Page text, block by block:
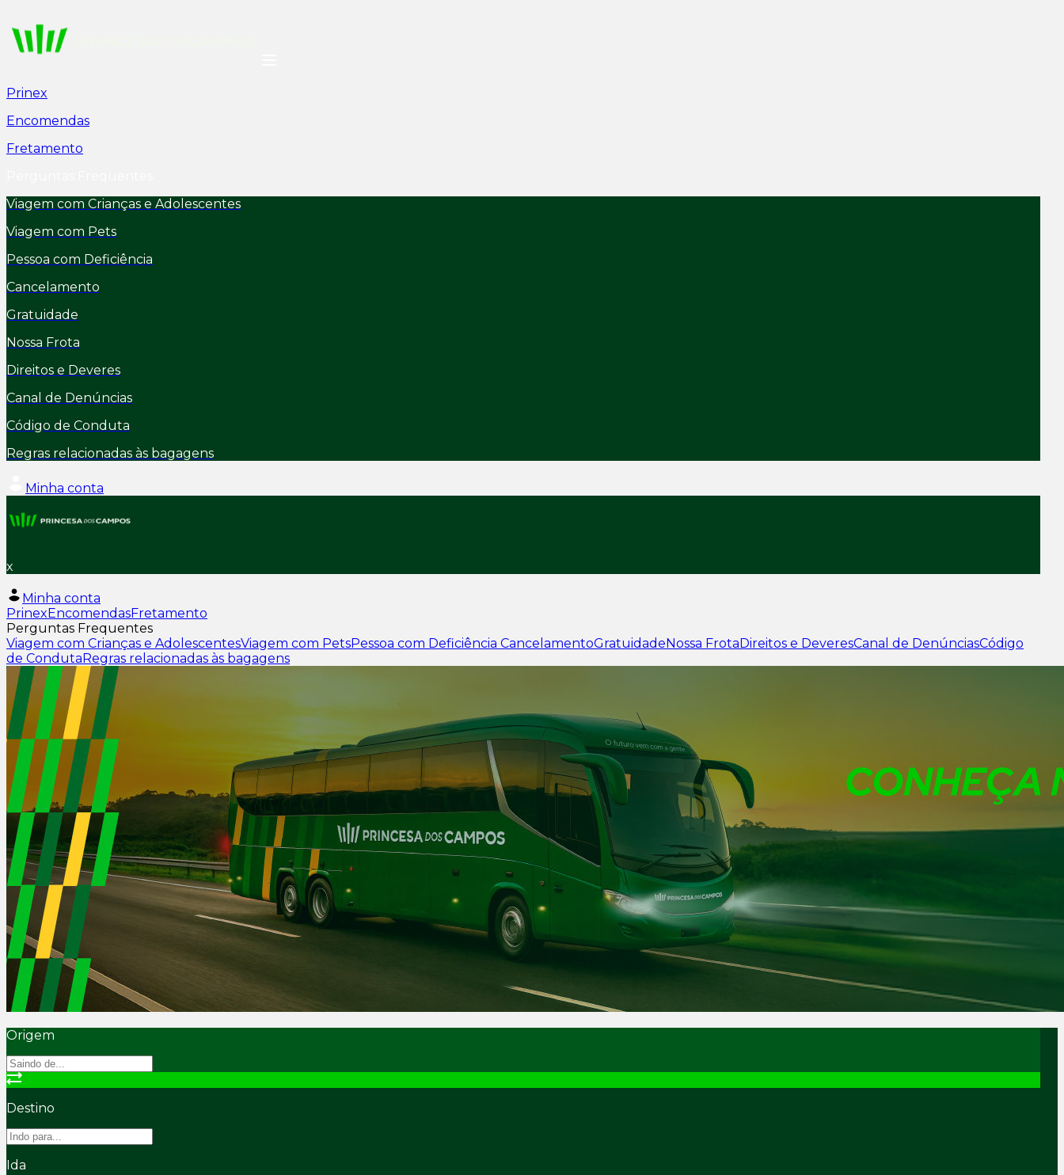
Prinex
Encomendas
Fretamento
Viagem com Crianças e Adolescentes
Viagem com Pets
Pessoa com Deficiência
Cancelamento
Gratuidade
Nossa Frota
Direitos e Deveres
Canal de Denúncias
Código de Conduta
Regras relacionadas às bagagens
Minha conta
x
Minha conta
PrinexEncomendasFretamento
Perguntas Frequentes
Viagem com Crianças e AdolescentesViagem com PetsPessoa com Deficiência CancelamentoGratuidadeNossa FrotaDireitos e DeveresCanal de DenúnciasCódigo
de CondutaRegras relacionadas às bagagens
Origem
Destino
Ida